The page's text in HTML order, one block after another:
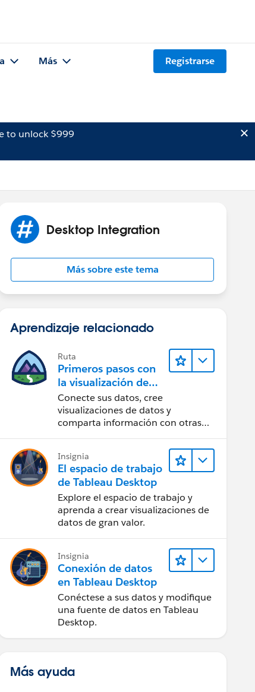
Más Registrarse
to unlock $999
Desktop Integration
Más sobre este tema
Aprendizaje relacionado
Ruta
Primeros pasos con
la visualización de
datos en Tableau
Desktop
Conecte sus datos, cree
visualizaciones de datos y
comparta información con otras
Insignia
El espacio de trabajo
de Tableau Desktop
Explore el espacio de trabajo y
aprenda a crear visualizaciones de
datos de gran valor.
Insignia
Conexión de datos
en Tableau Desktop
Conéctese a sus datos y modifique
una fuente de datos en Tableau
Desktop.
Más ayuda